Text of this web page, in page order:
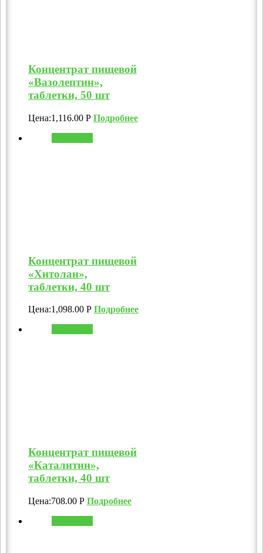
Концентрат пищевой
«Вазолептин»,
таблетки, 50 шт
Цена:1,116.00 Р Подробнее
Концентрат пищевой
«Хитолан»,
таблетки, 40 шт
Цена:1,098.00 Р Подробнее
Концентрат пищевой
«Каталитин»,
таблетки, 40 шт
Цена:708.00 Р Подробнее